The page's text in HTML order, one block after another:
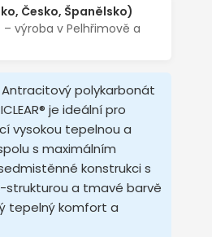
Česko, Španělsko)
– výroba v Pelhřimově a
Antracitový polykarbonát
je ideální pro
vysokou tepelnou a
s maximálním
konstrukci s
strukturou a tmavé barvě
tepelný komfort a